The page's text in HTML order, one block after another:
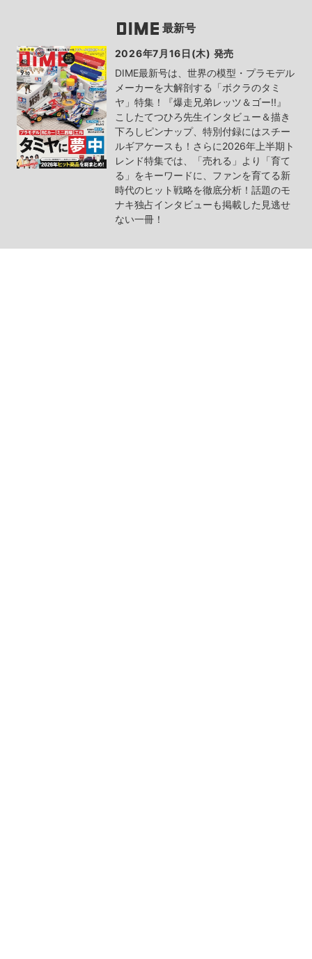
最新号
2026年7月16日(木) 発売
DIME最新号は、世界の模型・プラモデル
メーカーを大解剖する「ボクラのタミ
ヤ」特集！『爆走兄弟レッツ＆ゴー!!』
こしたてつひろ先生インタビュー＆描き
下ろしピンナップ、特別付録にはスチー
ルギアケースも！さらに2026年上半期ト
レンド特集では、「売れる」より「育て
る」をキーワードに、ファンを育てる新
時代のヒット戦略を徹底分析！話題のモ
ナキ独占インタビューも掲載した見逃せ
ない一冊！